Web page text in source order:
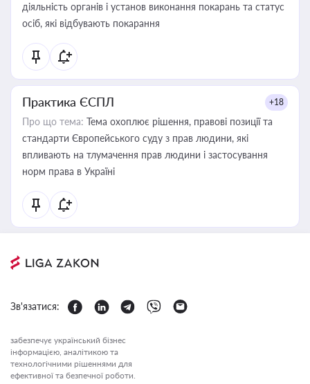
діяльність органів і установ виконання покарань та статус
осіб, які відбувають покарання
Практика ЄСПЛ +18
Про що тема: Тема охоплює рішення, правові позиції та
стандарти Європейського суду з прав людини, які
впливають на тлумачення прав людини і застосування
норм права в Україні
Зв'язатися:
забезпечує український бізнес
інформацією, аналітикою та
технологічними рішеннями для
ефективної та безпечної роботи.